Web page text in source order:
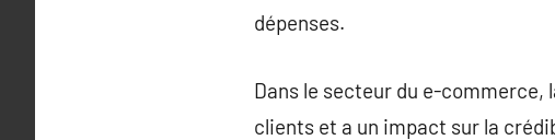
dépenses.
Dans le secteur du e-
clients et a un impact sur la